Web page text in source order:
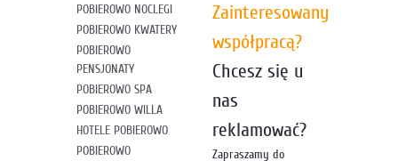
POBIEROWO NOCLEGI
POBIEROWO KWATERY
POBIEROWO
PENSJONATY
POBIEROWO SPA
POBIEROWO WILLA
HOTELE POBIEROWO
POBIEROWO
Zainteresowany
współpracą?
Chcesz się u
nas
reklamować?
Zapraszamy do